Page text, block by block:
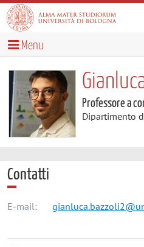
Menu
Professore a
Dipartimento
Contatti
E-mail: